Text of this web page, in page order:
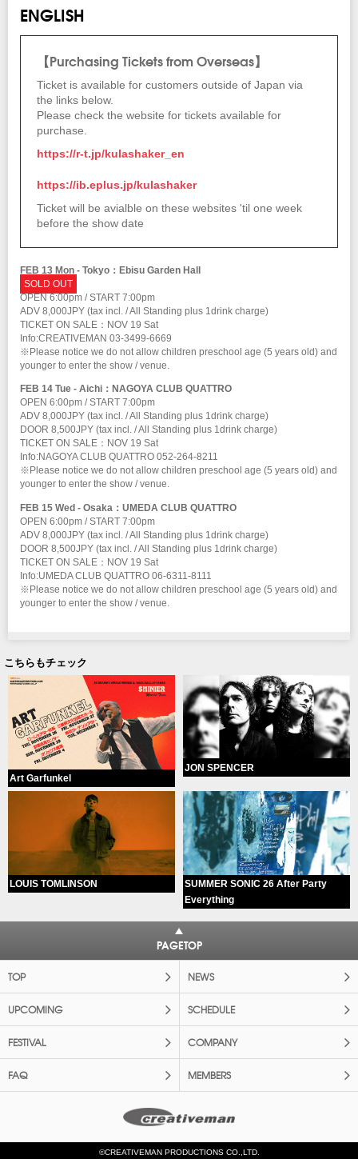
ENGLISH
【Purchasing Tickets from Overseas】
Ticket is available for customers outside of Japan via
the links below.
Please check the website for tickets available for
purchase.
https://r-t.jp/kulashaker_en
https://ib.eplus.jp/kulashaker
Ticket will be avialble on these websites 'til one week
before the show date
FEB 13 Mon - Tokyo：Ebisu Garden Hall
SOLD OUT
OPEN 6:00pm / START 7:00pm
ADV 8,000JPY (tax incl. / All Standing plus 1drink charge)
TICKET ON SALE：NOV 19 Sat
Info:CREATIVEMAN 03-3499-6669
※Please notice we do not allow children preschool age (5 years old) and
younger to enter the show / venue.
FEB 14 Tue - Aichi：NAGOYA CLUB QUATTRO
OPEN 6:00pm / START 7:00pm
ADV 8,000JPY (tax incl. / All Standing plus 1drink charge)
DOOR 8,500JPY (tax incl. / All Standing plus 1drink charge)
TICKET ON SALE：NOV 19 Sat
Info:NAGOYA CLUB QUATTRO 052-264-8211
※Please notice we do not allow children preschool age (5 years old) and
younger to enter the show / venue.
FEB 15 Wed - Osaka：UMEDA CLUB QUATTRO
OPEN 6:00pm / START 7:00pm
ADV 8,000JPY (tax incl. / All Standing plus 1drink charge)
DOOR 8,500JPY (tax incl. / All Standing plus 1drink charge)
TICKET ON SALE：NOV 19 Sat
Info:UMEDA CLUB QUATTRO 06-6311-8111
※Please notice we do not allow children preschool age (5 years old) and
younger to enter the show / venue.
こちらもチェック
Art Garfunkel
JON SPENCER
LOUIS TOMLINSON
SUMMER SONIC 26 After Party
Everything
PAGETOP
TOP NEWS
UPCOMING SCHEDULE
FESTIVAL COMPANY
FAQ MEMBERS
©CREATIVEMAN PRODUCTIONS CO.,LTD.